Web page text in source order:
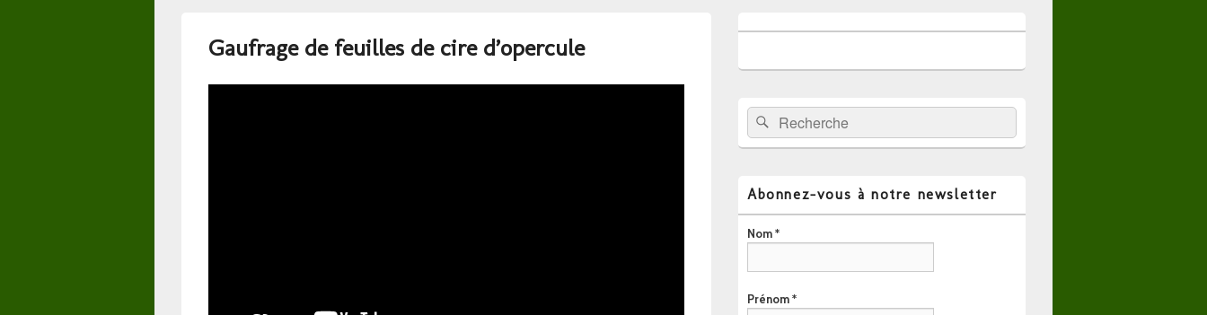
Gaufrage de feuilles de cire d’opercule
principale
widget
barre
latérale
Recherche :Rechercher
Abonnez-vous à notre newsletter
Nom*
Prénom*